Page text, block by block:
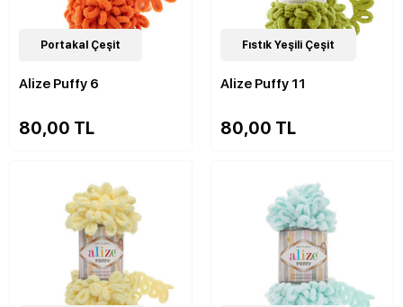
90Çeşit
Portakal Çeşit
Alize Puffy 6
80,00 TL
90Çeşit
Fıstık Yeşili Çeşit
Alize Puffy 11
80,00 TL